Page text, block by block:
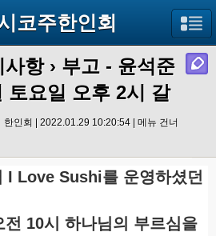
코주한인회
사항› 부고 - 윤석준
토요일 오후 2시 갈
한인회 | 2022.01.29 10:20:54 | 메뉴 건너
I Love Sushi를 운영하셨던
10시 하나님의 부르심을